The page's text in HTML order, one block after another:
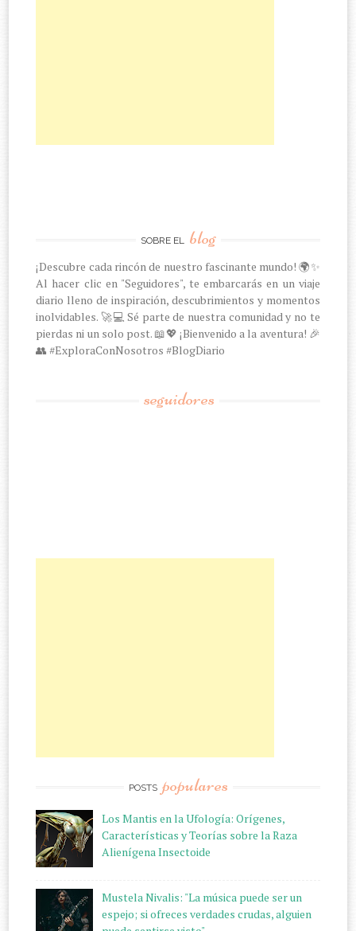
SOBRE EL blog
¡Descubre cada rincón de nuestro fascinante mundo! 🌍✨
Al hacer clic en "Seguidores", te embarcarás en un viaje
diario lleno de inspiración, descubrimientos y momentos
inolvidables. 🚀💻 Sé parte de nuestra comunidad y no te
pierdas ni un solo post. 📖💖 ¡Bienvenido a la aventura! 🎉
👥 #ExploraConNosotros #BlogDiario
seguidores
POSTS populares
Los Mantis en la Ufología: Orígenes,
Características y Teorías sobre la Raza
Alienígena Insectoide
Mustela Nivalis: "La música puede ser un
espejo; si ofreces verdades crudas, alguien